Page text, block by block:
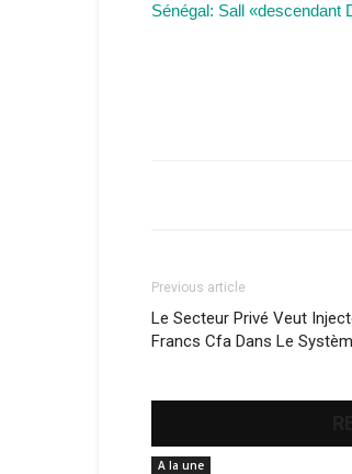
Sénégal: Sall «descendant
Previous article
Le Secteur Privé Veut
Francs Cfa Dans Le
A la une